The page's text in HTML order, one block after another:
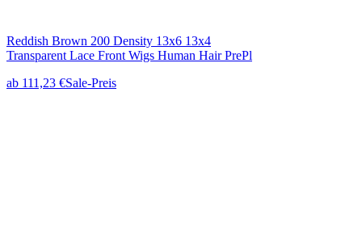
Reddish Brown 200 Density 13x6 13x4
Transparent Lace Front Wigs Human Hair PrePl
ab 111,23 €Sale-Preis